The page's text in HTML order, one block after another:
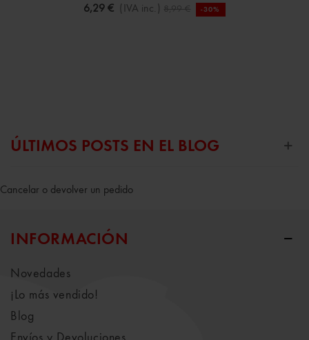
6,29 € (IVA inc.) 8,99 € -30%
ÚLTIMOS POSTS EN EL BLOG
Cancelar o devolver un pedido
INFORMACIÓN
Novedades
¡Lo más vendido!
Blog